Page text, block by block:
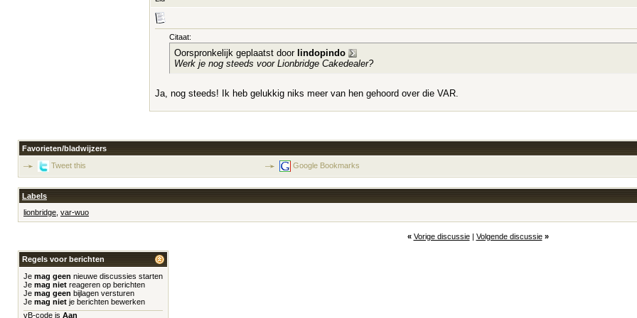
Citaat:
Oorspronkelijk geplaatst door lindopindo
Werk je nog steeds voor Lionbridge Cakedealer?
Ja, nog steeds! Ik heb gelukkig niks meer van hen gehoord over die VAR.
Favorieten/bladwijzers
Tweet this
Google Bookmarks
Labels
lionbridge var-wuo
« Vorige discussie| Volgende discussie »
Regels voor berichten
Je mag geen nieuwe discussies starten
Je mag niet reageren op berichten
Je mag geen bijlagen versturen
Je mag niet je berichten bewerken
vB-code is Aan